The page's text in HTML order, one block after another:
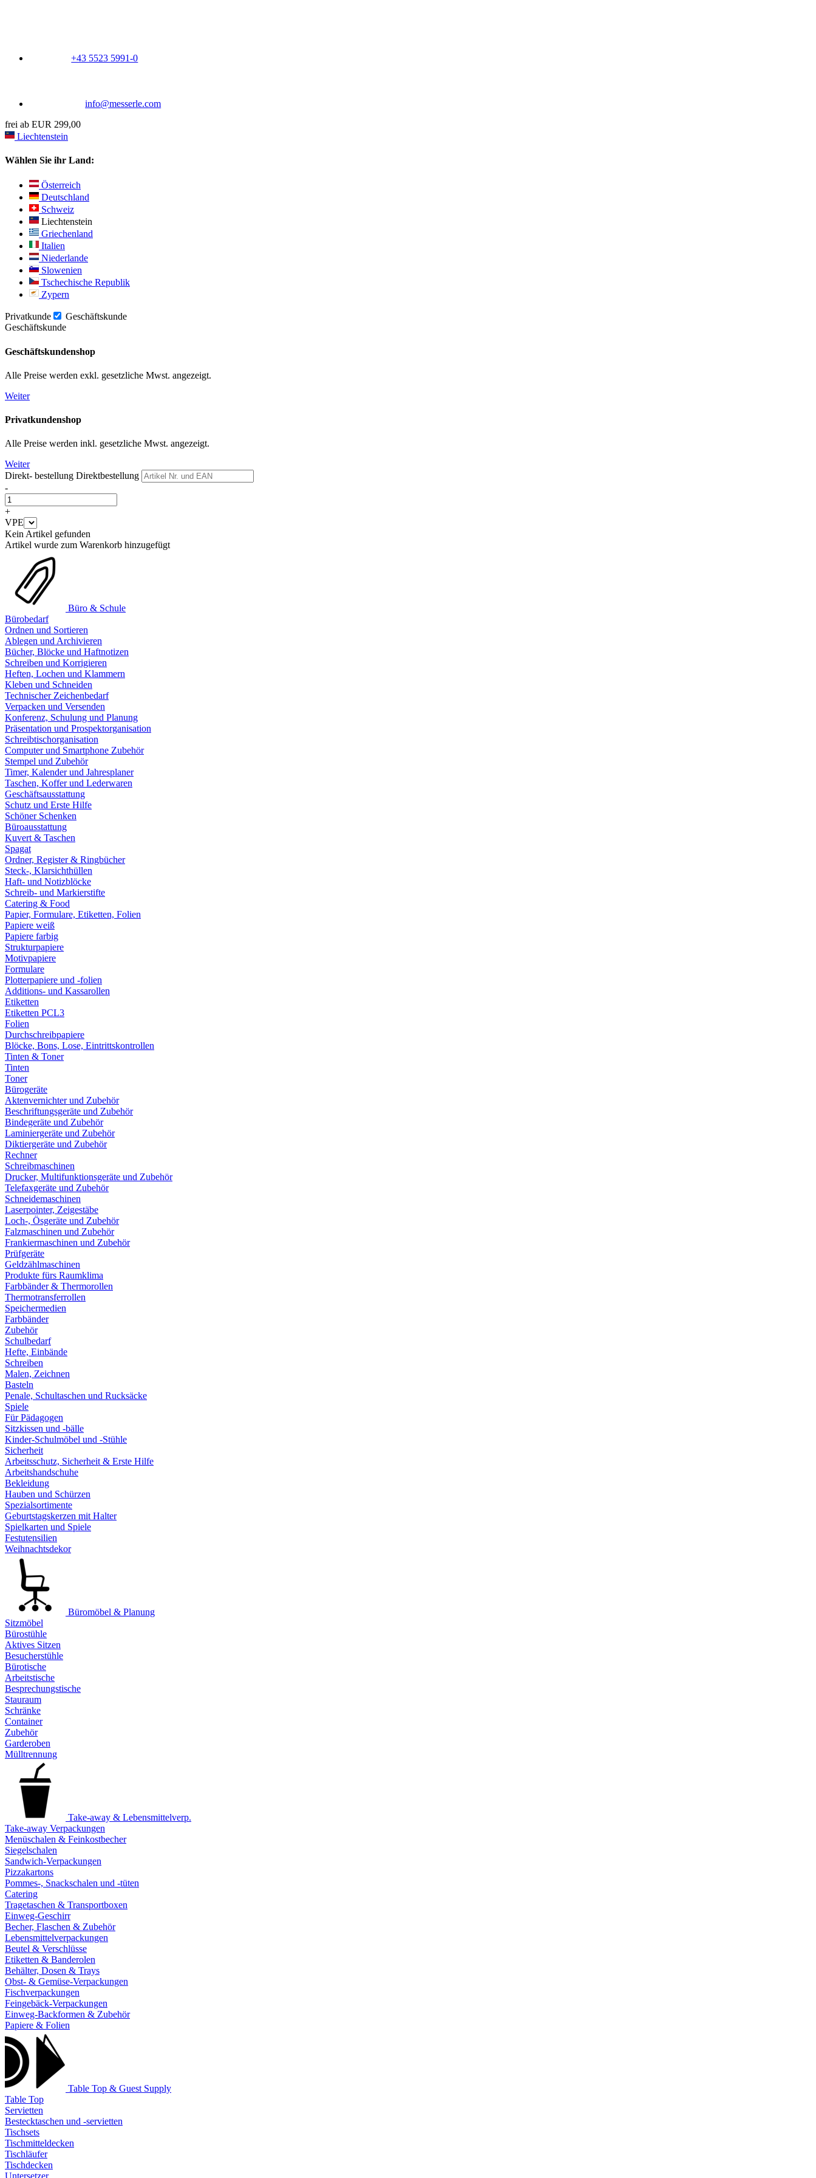
+43 5523 5991-0
info@messerle.com
frei ab EUR 299,00
Liechtenstein
Wählen Sie ihr Land:
Österreich
Deutschland
Schweiz
Liechtenstein
Griechenland
Italien
Niederlande
Slowenien
Tschechische Republik
Zypern
Privatkunde
Geschäftskunde
Geschäftskunde
Geschäftskundenshop
Alle Preise werden exkl. gesetzliche Mwst. angezeigt.
Weiter
Privatkundenshop
Alle Preise werden inkl. gesetzliche Mwst. angezeigt.
Weiter
Direkt- bestellung Direktbestellung
-
+
VPE
Kein Artikel gefunden
Artikel wurde zum Warenkorb hinzugefügt
Büro & Schule
Bürobedarf
Ordnen und Sortieren
Ablegen und Archivieren
Bücher, Blöcke und Haftnotizen
Schreiben und Korrigieren
Heften, Lochen und Klammern
Kleben und Schneiden
Technischer Zeichenbedarf
Verpacken und Versenden
Konferenz, Schulung und Planung
Präsentation und Prospektorganisation
Schreibtischorganisation
Computer und Smartphone Zubehör
Stempel und Zubehör
Timer, Kalender und Jahresplaner
Taschen, Koffer und Lederwaren
Geschäftsausstattung
Schutz und Erste Hilfe
Schöner Schenken
Büroausstattung
Kuvert & Taschen
Spagat
Ordner, Register & Ringbücher
Steck-, Klarsichthüllen
Haft- und Notizblöcke
Schreib- und Markierstifte
Catering & Food
Papier, Formulare, Etiketten, Folien
Papiere weiß
Papiere farbig
Strukturpapiere
Motivpapiere
Formulare
Plotterpapiere und -folien
Additions- und Kassarollen
Etiketten
Etiketten PCL3
Folien
Durchschreibpapiere
Blöcke, Bons, Lose, Eintrittskontrollen
Tinten & Toner
Tinten
Toner
Bürogeräte
Aktenvernichter und Zubehör
Beschriftungsgeräte und Zubehör
Bindegeräte und Zubehör
Laminiergeräte und Zubehör
Diktiergeräte und Zubehör
Rechner
Schreibmaschinen
Drucker, Multifunktionsgeräte und Zubehör
Telefaxgeräte und Zubehör
Schneidemaschinen
Laserpointer, Zeigestäbe
Loch-, Ösgeräte und Zubehör
Falzmaschinen und Zubehör
Frankiermaschinen und Zubehör
Prüfgeräte
Geldzählmaschinen
Produkte fürs Raumklima
Farbbänder & Thermorollen
Thermotransferrollen
Speichermedien
Farbbänder
Zubehör
Schulbedarf
Hefte, Einbände
Schreiben
Malen, Zeichnen
Basteln
Penale, Schultaschen und Rucksäcke
Spiele
Für Pädagogen
Sitzkissen und -bälle
Kinder-Schulmöbel und -Stühle
Sicherheit
Arbeitsschutz, Sicherheit & Erste Hilfe
Arbeitshandschuhe
Bekleidung
Hauben und Schürzen
Spezialsortimente
Geburtstagskerzen mit Halter
Spielkarten und Spiele
Festutensilien
Weihnachtsdekor
Büromöbel & Planung
Sitzmöbel
Bürostühle
Aktives Sitzen
Besucherstühle
Bürotische
Arbeitstische
Besprechungstische
Stauraum
Schränke
Container
Zubehör
Garderoben
Mülltrennung
Take-away & Lebensmittelverp.
Take-away Verpackungen
Menüschalen & Feinkostbecher
Siegelschalen
Sandwich-Verpackungen
Pizzakartons
Pommes-, Snackschalen und -tüten
Catering
Tragetaschen & Transportboxen
Einweg-Geschirr
Becher, Flaschen & Zubehör
Lebensmittelverpackungen
Beutel & Verschlüsse
Etiketten & Banderolen
Behälter, Dosen & Trays
Obst- & Gemüse-Verpackungen
Fischverpackungen
Feingebäck-Verpackungen
Einweg-Backformen & Zubehör
Papiere & Folien
Table Top & Guest Supply
Table Top
Servietten
Bestecktaschen und -servietten
Tischsets
Tischmitteldecken
Tischläufer
Tischdecken